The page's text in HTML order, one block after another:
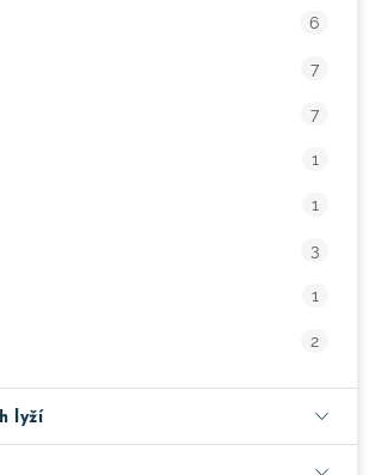
6
7
7
1
1
3
1
2
lyží